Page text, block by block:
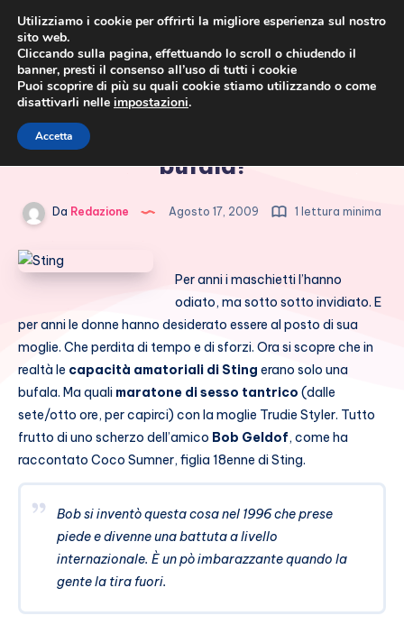
Sting e il sesso tantrico, che
bufala!
Da Redazione Agosto 17, 2009 1 lettura minima
Per anni i maschietti l’hanno
odiato, ma sotto sotto invidiato. E
per anni le donne hanno desiderato essere al posto di sua
moglie. Che perdita di tempo e di sforzi. Ora si scopre che in
realtà le capacità amatoriali di Sting erano solo una
bufala. Ma quali maratone di sesso tantrico (dalle
sete/otto ore, per capirci) con la moglie Trudie Styler. Tutto
frutto di uno scherzo dell’amico Bob Geldof, come ha
raccontato Coco Sumner, figlia 18enne di Sting.
Bob si inventò questa cosa nel 1996 che prese
piede e divenne una battuta a livello
internazionale. È un pò imbarazzante quando la
gente la tira fuori.
Utilizziamo i cookie per offrirti la migliore esperienza sul nostro
sito web.
Cliccando sulla pagina, effettuando lo scroll o chiudendo il
banner, presti il consenso all’uso di tutti i cookie
Puoi scoprire di più su quali cookie stiamo utilizzando o come
disattivarli nelle impostazioni.
Accetta